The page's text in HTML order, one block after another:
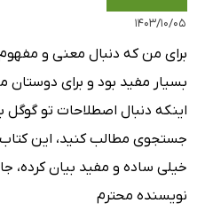
43: نظام ریاستی
45: جمهوریت
46: الیگارشی
47: حکومت اغنیا
48: هِژِمونی
49: استبداد (دیکتاتوری)
50: خداسالاری
۱۴۰۳/۱۰/۰۵
برای من که دنبال معنی و
بسیار مفید بود و برای دوستان
اینکه دنبال اصطلاحات تو
جستجوی مطالب کنید، این کتاب
خیلی ساده و مفید بیان کرده،
نویسنده محترم